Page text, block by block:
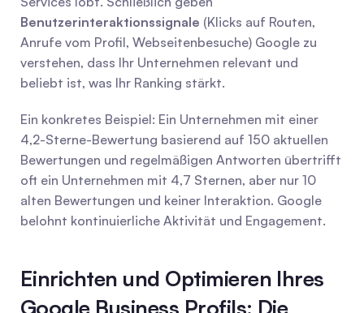
Benutzerinteraktionssignale (Klicks auf Routen,
Anrufe vom Profil, Webseitenbesuche) Google zu
verstehen, dass Ihr Unternehmen relevant und
beliebt ist, was Ihr Ranking stärkt.
Ein konkretes Beispiel: Ein Unternehmen mit einer
4,2-Sterne-Bewertung basierend auf 150 aktuellen
Bewertungen und regelmäßigen Antworten übertrifft
oft ein Unternehmen mit 4,7 Sternen, aber nur 10
alten Bewertungen und keiner Interaktion. Google
belohnt kontinuierliche Aktivität und Engagement.
Einrichten und Optimieren Ihres
Google Business Profils: Die